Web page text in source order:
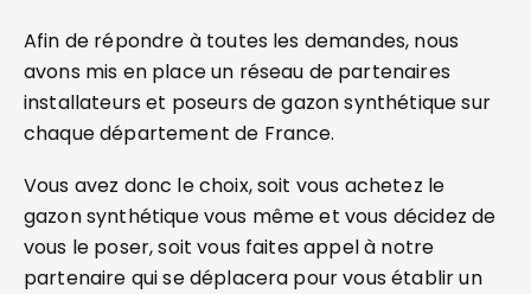
Afin de répondre à toutes les demandes, nous
avons mis en place un réseau de partenaires
installateurs et poseurs de gazon synthétique sur
chaque département de France.
Vous avez donc le choix, soit vous achetez le
gazon synthétique vous même et vous décidez de
vous le poser, soit vous faites appel à notre
partenaire qui se déplacera pour vous établir un